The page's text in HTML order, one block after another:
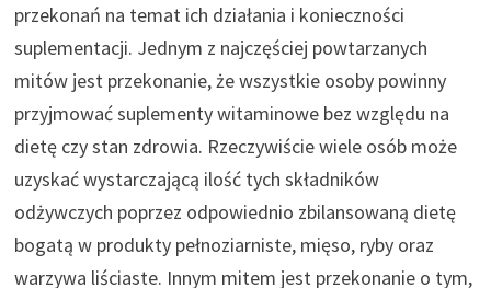
przekonań na temat ich działania i konieczności
suplementacji. Jednym z najczęściej powtarzanych
mitów jest przekonanie, że wszystkie osoby powinny
przyjmować suplementy witaminowe bez względu na
dietę czy stan zdrowia. Rzeczywiście wiele osób może
uzyskać wystarczającą ilość tych składników
odżywczych poprzez odpowiednio zbilansowaną dietę
bogatą w produkty pełnoziarniste, mięso, ryby oraz
warzywa liściaste. Innym mitem jest przekonanie o tym,